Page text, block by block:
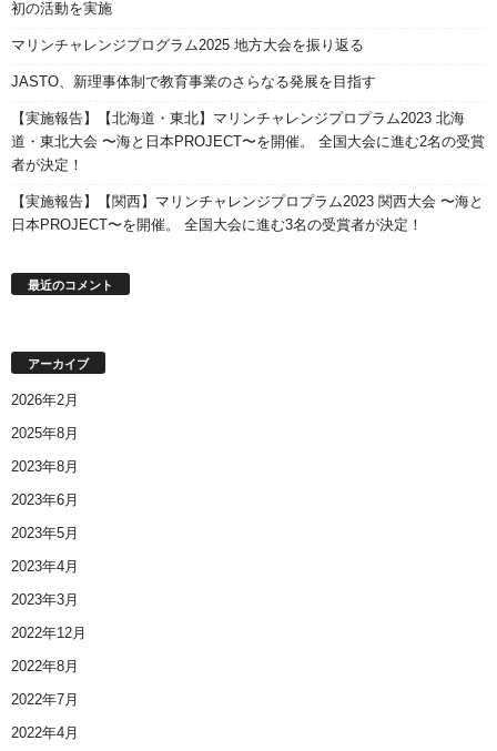
初の活動を実施
マリンチャレンジプログラム2025 地方大会を振り返る
JASTO、新理事体制で教育事業のさらなる発展を目指す
【実施報告】【北海道・東北】マリンチャレンジプロプラム2023 北海
道・東北大会 〜海と日本PROJECT〜を開催。 全国大会に進む2名の受賞
者が決定！
【実施報告】【関西】マリンチャレンジプロプラム2023 関西大会 〜海と
日本PROJECT〜を開催。 全国大会に進む3名の受賞者が決定！
最近のコメント
アーカイブ
2026年2月
2025年8月
2023年8月
2023年6月
2023年5月
2023年4月
2023年3月
2022年12月
2022年8月
2022年7月
2022年4月